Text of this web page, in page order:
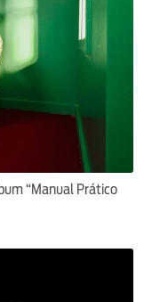
“Manual Prático